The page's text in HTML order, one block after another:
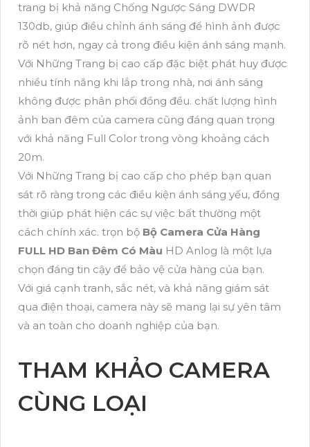
trang bị khả năng Chống Ngược Sáng DWDR
130db, giúp điều chỉnh ánh sáng để hình ảnh được
rõ nét hơn, ngay cả trong điều kiện ánh sáng mạnh.
Với Những Trang bị cao cấp đặc biệt phát huy được
nhiều tính năng khi lắp trong nhà, nơi ánh sáng
không được phân phối đồng đều. chất lượng hình
ảnh ban đêm của camera cũng đáng quan trọng
với khả năng Full Color trong vòng khoảng cách
20m.
Với Những Trang bị cao cấp cho phép bạn quan
sát rõ ràng trong các điều kiện ánh sáng yếu, đồng
thời giúp phát hiện các sự việc bất thường một
cách chính xác. trọn bộ Bộ Camera Cửa Hàng
FULL HD Ban Đêm Có Màu HD Anlog là một lựa
chọn đáng tin cậy để bảo vệ cửa hàng của bạn.
Với giá cạnh tranh, sắc nét, và khả năng giám sát
qua điện thoại, camera này sẽ mang lại sự yên tâm
và an toàn cho doanh nghiệp của bạn.
THAM KHẢO CAMERA
CÙNG LOẠI